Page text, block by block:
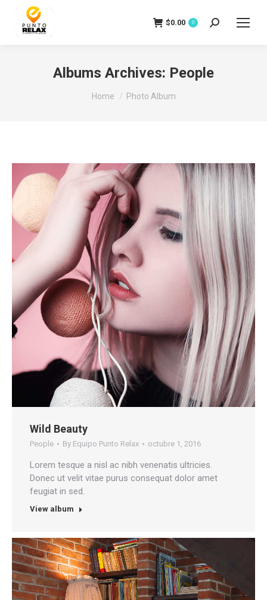
$0.00 0 Search:
Albums Archives: People
You are here:
Home Photo Album
Wild Beauty
People By Equipo Punto Relax octubre 1, 2016
Lorem tesque a nisl ac nibh venenatis ultricies.
Donec ut velit vitae purus consequat dolor amet
feugiat in sed.
View album